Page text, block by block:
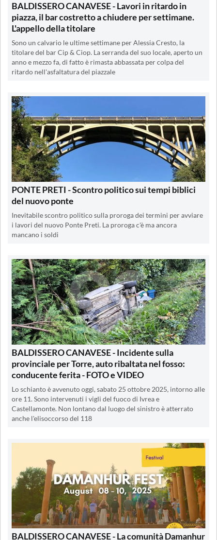
BALDISSERO CANAVESE - Lavori in ritardo in
piazza, il bar costretto a chiudere per settimane.
L'appello della titolare
Sono un calvario le ultime settimane per Alessia Cresto, la
titolare del bar Cip & Ciop. La serranda del suo locale, aperto un
anno e mezzo fa, di fatto è rimasta abbassata per colpa del
ritardo nell'asfaltatura del piazzale
PONTE PRETI - Scontro politico sui tempi biblici
del nuovo ponte
Inevitabile scontro politico sulla proroga dei termini per avviare
i lavori del nuovo Ponte Preti. La proroga c'è ma ancora
mancano i soldi
BALDISSERO CANAVESE - Incidente sulla
provinciale per Torre, auto ribaltata nel fosso:
conducente ferita - FOTO e VIDEO
Lo schianto è avvenuto oggi, sabato 25 ottobre 2025, intorno alle
ore 11. Sono intervenuti i vigli del fuoco di Ivrea e
Castellamonte. Non lontano dal luogo del sinistro è atterrato
anche l'elisoccorso del 118
BALDISSERO CANAVESE - La comunità Damanhur